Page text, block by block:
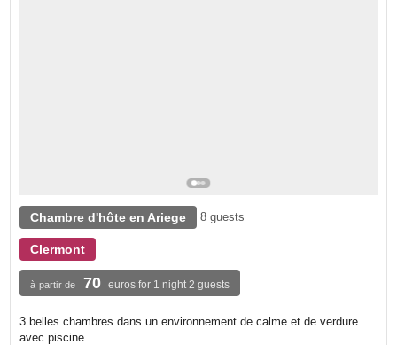
Chambre d'hôte en Ariege 8 guests
Clermont
à partir de 70 euros for 1 night 2 guests
3 belles chambres dans un environnement de calme et de verdure
avec piscine